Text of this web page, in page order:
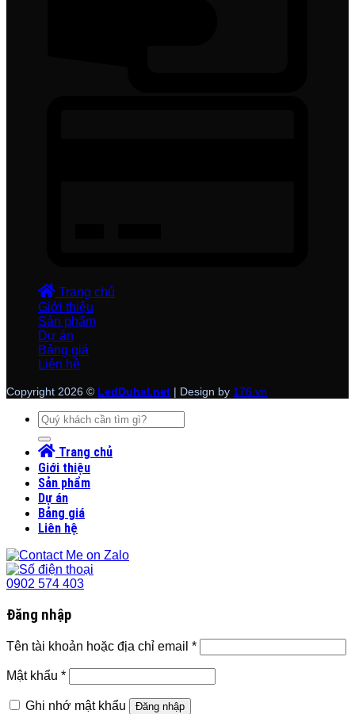
Trang chủ
Giới thiệu
Sản phẩm
Dự án
Bảng giá
Liên hệ
Copyright 2026 © LedDuhal.net | Design by 176.vn
Tìm
kiếm:
Trang chủ
Giới thiệu
Sản phẩm
Dự án
Bảng giá
Liên hệ
0902 574 403
Đăng nhập
Tên tài khoản hoặc địa chỉ email *
Mật khẩu *
Ghi nhớ mật khẩu Đăng nhập